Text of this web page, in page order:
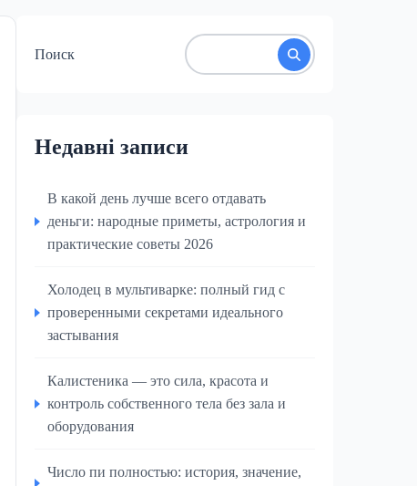
Поиск
Недавні записи
В какой день лучше всего отдавать
деньги: народные приметы, астрология и
практические советы 2026
Холодец в мультиварке: полный гид с
проверенными секретами идеального
застывания
Калистеника — это сила, красота и
контроль собственного тела без зала и
оборудования
Число пи полностью: история, значение,